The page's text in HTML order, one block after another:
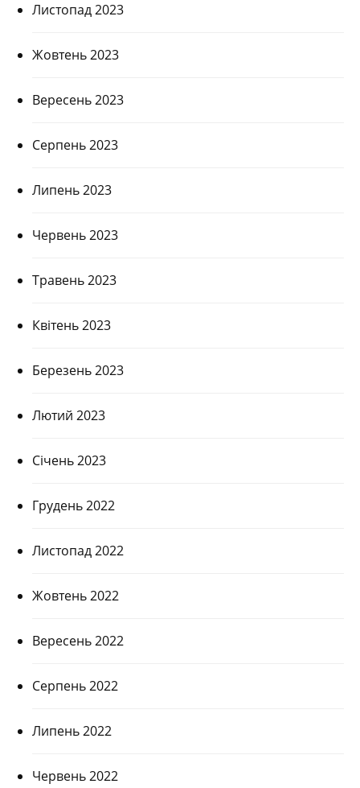
Листопад 2023
Жовтень 2023
Вересень 2023
Серпень 2023
Липень 2023
Червень 2023
Травень 2023
Квітень 2023
Березень 2023
Лютий 2023
Січень 2023
Грудень 2022
Листопад 2022
Жовтень 2022
Вересень 2022
Серпень 2022
Липень 2022
Червень 2022